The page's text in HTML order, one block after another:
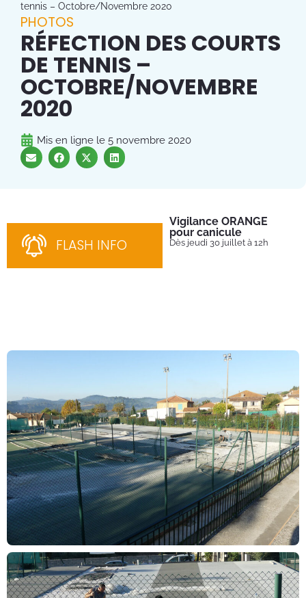
tennis – Octobre/Novembre 2020
PHOTOS
RÉFECTION DES COURTS
DE TENNIS –
OCTOBRE/NOVEMBRE
2020
Mis en ligne le 5 novembre 2020
FLASH INFO
Vigilance ORANGE
pour canicule
Dès jeudi 30 juillet à 12h